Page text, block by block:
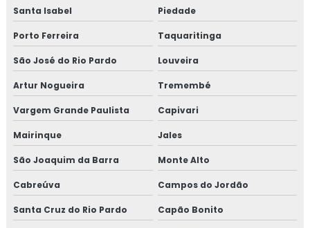
Santa Isabel Piedade
Porto Ferreira Taquaritinga
São José do Rio Pardo Louveira
Artur Nogueira Tremembé
Vargem Grande Paulista Capivari
Mairinque Jales
São Joaquim da Barra Monte Alto
Cabreúva Campos do Jordão
Santa Cruz do Rio Pardo Capão Bonito